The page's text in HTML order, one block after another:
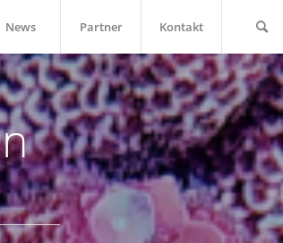
News Partner Kontakt